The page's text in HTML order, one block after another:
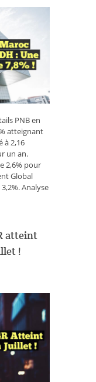
PNB en
atteignant
à 2,16
un an.
2,6% pour
Global
Analyse
atteint
!